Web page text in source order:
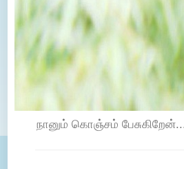
நானும் கொஞ்சம்